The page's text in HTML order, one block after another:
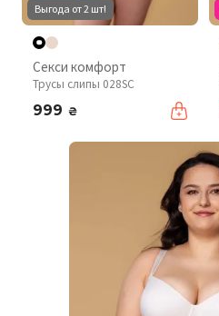
Выгода от 2 шт!
Секси комфорт
Трусы слипы 028SC
999 ₴